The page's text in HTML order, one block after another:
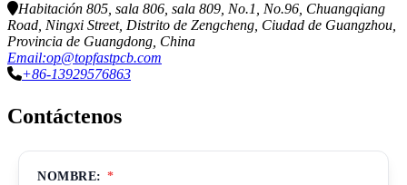
Habitación 805, sala 806, sala 809, No.1, No.96, Chuangqiang
Road, Ningxi Street, Distrito de Zengcheng, Ciudad de Guangzhou,
Provincia de Guangdong, China
Email:op@topfastpcb.com
+86-13929576863
Contáctenos
NOMBRE: *